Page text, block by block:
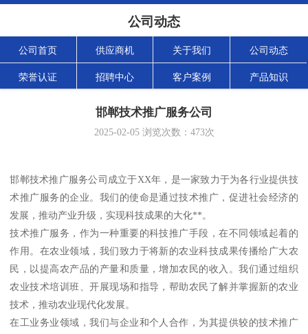
公司动态
公司首页 供应商机 关于我们 公司动态
荣誉认证 招聘中心 客户案例 产品知识
邯郸技术推广服务公司
2025-02-05浏览次数： 473次
邯郸技术推广服务公司成立于XX年，是一家致力于为各行业提供技
术推广服务的企业。我们的使命是通过技术推广，促进社会经济的
发展，推动产业升级，实现科技成果的大化**。
技术推广服务，作为一种重要的科技推广手段，在不同领域起着的
作用。在农业领域，我们致力于将新的农业科技成果传播给广大农
民，以提高农产品的产量和质量，增加农民的收入。我们通过组织
农业技术培训班、开展现场和指导，帮助农民了解并掌握新的农业
技术，推动农业现代化发展。
在工业务业领域，我们与企业和个人合作，为其提供较的技术推广